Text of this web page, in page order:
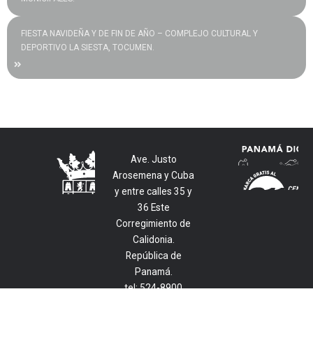
FIESTA NAVIDEÑA Y DE FIN DE AÑO – COMPLEJO CULTURAL Y
DEPORTIVO LA SIESTA, TOCUMEN.
Ave. Justo
Arosemena y Cuba
y entre calles 35 y
36 Este
Corregimiento de
Calidonia.
República de
Panamá.
tel: 524-8900